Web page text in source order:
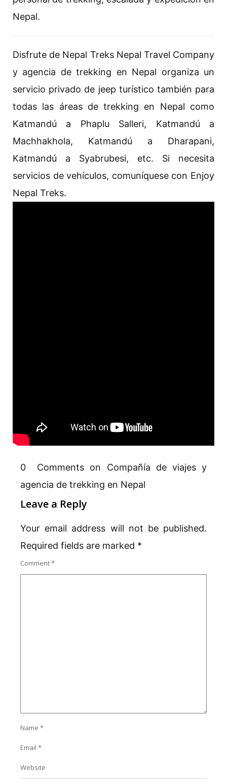
Nepal.
Disfrute de Nepal Treks Nepal Travel Company
y agencia de trekking en Nepal organiza un
servicio privado de jeep turístico también para
todas las áreas de trekking en Nepal como
Katmandú a Phaplu Salleri, Katmandú a
Machhakhola, Katmandú a Dharapani,
Katmandú a Syabrubesi, etc. Si necesita
servicios de vehículos, comuníquese con Enjoy
Nepal Treks.
0 Comments on Compañía de viajes y
agencia de trekking en Nepal
Leave a Reply
Your email address will not be published.
Required fields are marked *
Comment*
Name *
Email *
Website